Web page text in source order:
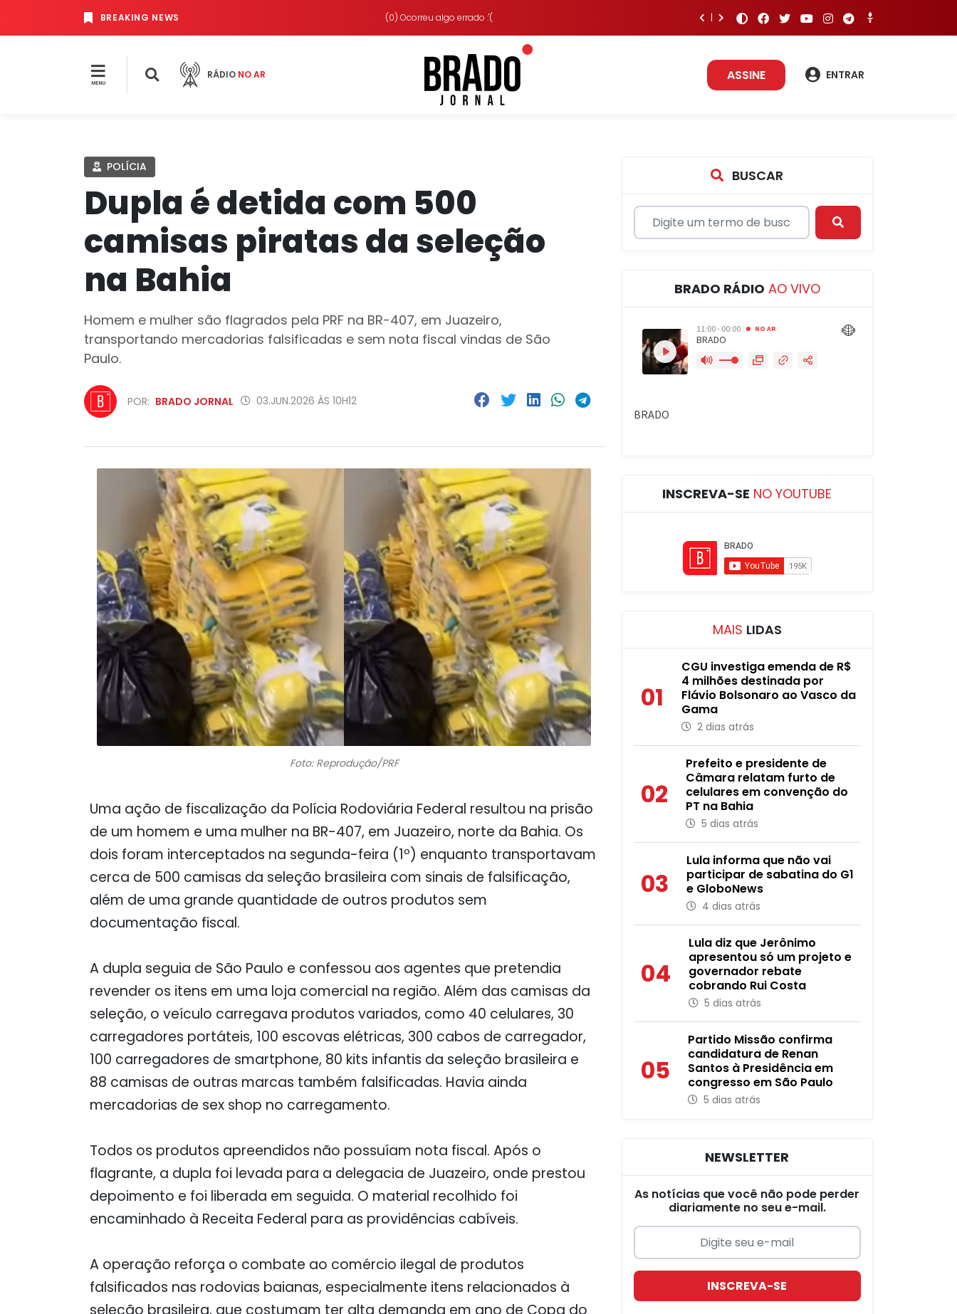
BREAKING NEWS (0) Ocorreu algo errado :'(
MENU
RÁDIO NO AR ASSINE ENTRAR
POLÍCIA
Dupla é detida com 500
camisas piratas da seleção
na Bahia
Homem e mulher são flagrados pela PRF na BR-407, em Juazeiro,
transportando mercadorias falsificadas e sem nota fiscal vindas de São
Paulo.
POR: BRADO JORNAL 03.JUN.2026 ÀS 10H12
Foto: Reprodução/PRF
Uma ação de fiscalização da Polícia Rodoviária Federal resultou na prisão
de um homem e uma mulher na BR-407, em Juazeiro, norte da Bahia. Os
dois foram interceptados na segunda-feira (1º) enquanto transportavam
cerca de 500 camisas da seleção brasileira com sinais de falsificação,
além de uma grande quantidade de outros produtos sem
documentação fiscal.
A dupla seguia de São Paulo e confessou aos agentes que pretendia
revender os itens em uma loja comercial na região. Além das camisas da
seleção, o veículo carregava produtos variados, como 40 celulares, 30
carregadores portáteis, 100 escovas elétricas, 300 cabos de carregador,
100 carregadores de smartphone, 80 kits infantis da seleção brasileira e
88 camisas de outras marcas também falsificadas. Havia ainda
mercadorias de sex shop no carregamento.
Todos os produtos apreendidos não possuíam nota fiscal. Após o
flagrante, a dupla foi levada para a delegacia de Juazeiro, onde prestou
depoimento e foi liberada em seguida. O material recolhido foi
encaminhado à Receita Federal para as providências cabíveis.
A operação reforça o combate ao comércio ilegal de produtos
falsificados nas rodovias baianas, especialmente itens relacionados à
BUSCAR
BRADO RÁDIO AO VIVO
INSCREVA-SE NO YOUTUBE
MAIS LIDAS
01
CGU investiga emenda de R$
4 milhões destinada por
Flávio Bolsonaro ao Vasco da
Gama
2 dias atrás
02
Prefeito e presidente de
Câmara relatam furto de
celulares em convenção do
PT na Bahia
5 dias atrás
03
Lula informa que não vai
participar de sabatina do G1
e GloboNews
4 dias atrás
04
Lula diz que Jerônimo
apresentou só um projeto e
governador rebate
cobrando Rui Costa
5 dias atrás
05
Partido Missão confirma
candidatura de Renan
Santos à Presidência em
congresso em São Paulo
5 dias atrás
NEWSLETTER
As notícias que você não pode perder
diariamente no seu e-mail.
INSCREVA-SE